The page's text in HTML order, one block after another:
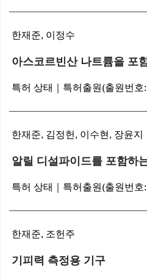
한재준, 이정수
아스코르빈산 나트륨을 포
특허 상태｜특허출원(출원번
한재준, 김정헌, 이수현, 장윤지
알릴 디설파이드를 포함하
특허 상태｜특허출원(출원번
​한재준, 조헌주
기피력 측정용 기구